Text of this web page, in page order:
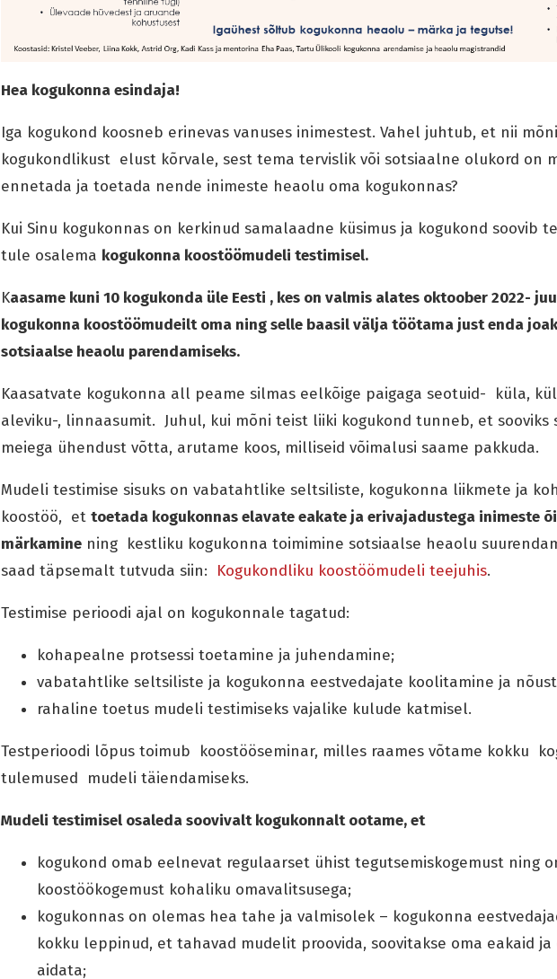
Hea kogukonna esindaja!
Iga kogukond koosneb erinevas vanuses inimestest. Vahel juhtub, et nii
kogukondlikust elust kõrvale, sest tema tervislik või sotsiaalne olukord on
ennetada ja toetada nende inimeste heaolu oma kogukonnas?
Kui Sinu kogukonnas on kerkinud samalaadne küsimus ja kogukond soovib
tule osalema kogukonna koostöömudeli testimisel.
Kaasame kuni 10 kogukonda üle Eesti , kes on valmis alates oktoober 2022-
kogukonna koostöömudeilt oma ning selle baasil välja töötama just enda
sotsiaalse heaolu parendamiseks.
Kaasatvate kogukonna all peame silmas eelkõige paigaga seotuid- küla,
aleviku-, linnaasumit. Juhul, kui mõni teist liiki kogukond tunneb, et sooviks
meiega ühendust võtta, arutame koos, milliseid võimalusi saame pakkuda.
Mudeli testimise sisuks on vabatahtlike seltsiliste, kogukonna liikmete ja
koostöö, et toetada kogukonnas elavate eakate ja erivajadustega inimeste
märkamine ning kestliku kogukonna toimimine sotsiaalse heaolu
saad täpsemalt tutvuda siin: Kogukondliku koostöömudeli teejuhis.
Testimise perioodi ajal on kogukonnale tagatud:
kohapealne protsessi toetamine ja juhendamine;
vabatahtlike seltsiliste ja kogukonna eestvedajate koolitamine ja
rahaline toetus mudeli testimiseks vajalike kulude katmisel.
Testperioodi lõpus toimub koostööseminar, milles raames võtame kokku
tulemused mudeli täiendamiseks.
Mudeli testimisel osaleda soovivalt kogukonnalt ootame, et
kogukond omab eelnevat regulaarset ühist tegutsemiskogemust ning
koostöökogemust kohaliku omavalitsusega;
kogukonnas on olemas hea tahe ja valmisolek – kogukonna
kokku leppinud, et tahavad mudelit proovida, soovitakse oma eakaid ja
aidata;